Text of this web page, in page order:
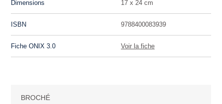
Dimensions 17 x 24 cm
ISBN 9788400083939
Fiche ONIX 3.0 Voir la fiche
BROCHÉ